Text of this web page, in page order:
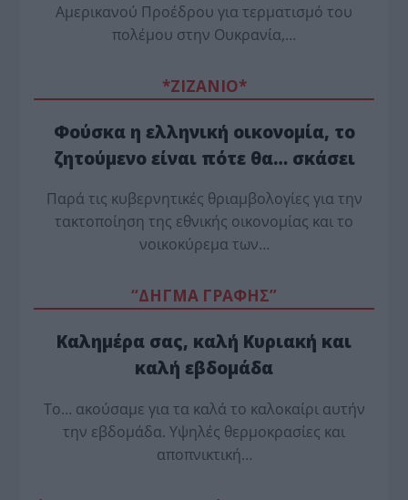
Αμερικανού Προέδρου για τερματισμό του
πολέμου στην Ουκρανία,…
*ZΙΖΑΝΙΟ*
Φούσκα η ελληνική οικονομία, το
ζητούμενο είναι πότε θα… σκάσει
Παρά τις κυβερνητικές θριαμβολογίες για την
τακτοποίηση της εθνικής οικονομίας και το
νοικοκύρεμα των…
“ΔΗΓΜΑ ΓΡΑΦΗΣ”
Καλημέρα σας, καλή Κυριακή και
καλή εβδομάδα
Το… ακούσαμε για τα καλά το καλοκαίρι αυτήν
την εβδομάδα. Υψηλές θερμοκρασίες και
αποπνικτική…